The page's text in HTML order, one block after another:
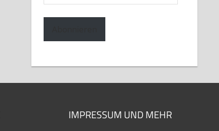
Mail-
Adresse
IMPRESSUM UND MEHR